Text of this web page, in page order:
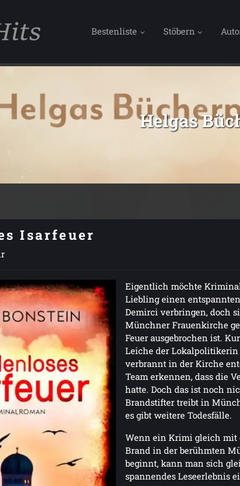
Bestenliste Stöbern
Helgas
Isarfeuer
Eigentlich möchte
Liebling einen
Demirci verbringen, doch
Münchner Frauenkirche
Feuer ausgebrochen ist.
Leiche der Lokalpolitikerin
verbrannt in der Kirche
Team erkennen, dass die
hatte. Doch das ist noch
Brandstifter treibt in
es gibt weitere Todesfälle.
Wenn ein Krimi gleich mit
Brand in der berühmten
beginnt, kann man sich
spannendes Leseerlebnis